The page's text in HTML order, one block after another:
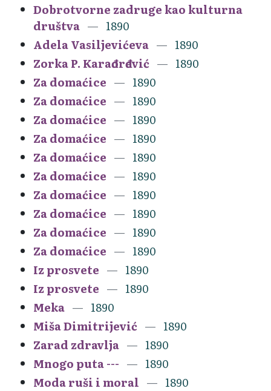
Dobrotvorne zadruge kao kulturna
društva
1890
Adela Vasiljevićeva
1890
Zorka P. Karađorđević
1890
Za domaćice
1890
Za domaćice
1890
Za domaćice
1890
Za domaćice
1890
Za domaćice
1890
Za domaćice
1890
Za domaćice
1890
Za domaćice
1890
Za domaćice
1890
Za domaćice
1890
Iz prosvete
1890
Iz prosvete
1890
Meka
1890
Miša Dimitrijević
1890
Zarad zdravlja
1890
Mnogo puta ---
1890
Moda ruši i moral
1890